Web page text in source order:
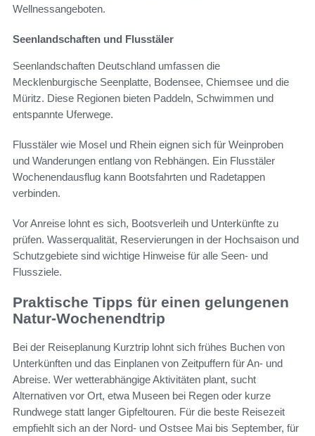
Wellnessangeboten.
Seenlandschaften und Flusstäler
Seenlandschaften Deutschland umfassen die
Mecklenburgische Seenplatte, Bodensee, Chiemsee und die
Müritz. Diese Regionen bieten Paddeln, Schwimmen und
entspannte Uferwege.
Flusstäler wie Mosel und Rhein eignen sich für Weinproben
und Wanderungen entlang von Rebhängen. Ein Flusstäler
Wochenendausflug kann Bootsfahrten und Radetappen
verbinden.
Vor Anreise lohnt es sich, Bootsverleih und Unterkünfte zu
prüfen. Wasserqualität, Reservierungen in der Hochsaison und
Schutzgebiete sind wichtige Hinweise für alle Seen- und
Flussziele.
Praktische Tipps für einen gelungenen
Natur-Wochenendtrip
Bei der Reiseplanung Kurztrip lohnt sich frühes Buchen von
Unterkünften und das Einplanen von Zeitpuffern für An- und
Abreise. Wer wetterabhängige Aktivitäten plant, sucht
Alternativen vor Ort, etwa Museen bei Regen oder kurze
Rundwege statt langer Gipfeltouren. Für die beste Reisezeit
empfiehlt sich an der Nord- und Ostsee Mai bis September, für